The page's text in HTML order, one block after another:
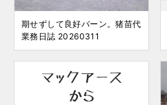
期せずして良好バーン。猪苗代
業務日誌 20260311